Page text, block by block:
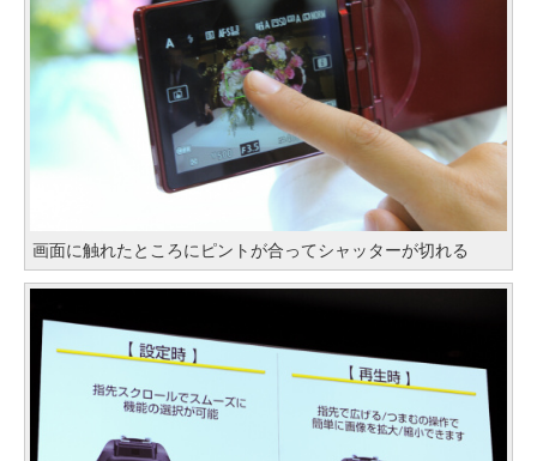
画面に触れたところにピントが合ってシャッターが切れる